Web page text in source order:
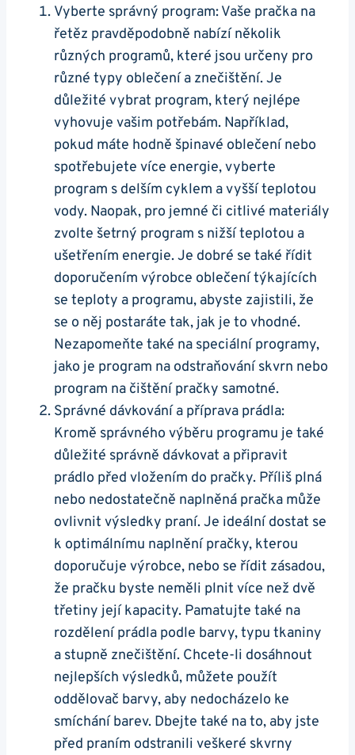
Vyberte správný ⁢program: Vaše pračka na
řetěz pravděpodobně ⁢nabízí několik
různých programů, které jsou ​určeny pro
různé typy oblečení a znečištění. Je
důležité vybrat program, který nejlépe
vyhovuje vašim potřebám. Například,
pokud máte ⁣hodně špinavé oblečení nebo
spotřebujete více energie, vyberte‍
program‍ s ⁤delším cyklem a vyšší⁤ teplotou⁣
vody. Naopak, pro jemné či citlivé materiály⁢
zvolte šetrný program s nižší ‍teplotou a
ušetřením energie. Je dobré se také řídit​
doporučením výrobce oblečení týkajících
‌se teploty ⁣a programu, ‍abyste zajistili, že‌
se⁢ o něj postaráte tak, jak je to ⁤vhodné.
Nezapomeňte také na speciální programy,
jako je program na ‌odstraňování skvrn nebo
program na čištění pračky samotné.
Správné‌ dávkování a příprava⁤ prádla:
Kromě správného výběru programu je také
důležité správně dávkovat a ‍připravit
⁤prádlo před vložením do pračky. Příliš plná
nebo nedostatečně naplněná pračka může
ovlivnit výsledky praní. Je ideální dostat se
k ⁤optimálnímu naplnění ‍pračky, kterou
doporučuje výrobce, nebo​ se řídit ‍zásadou,
že pračku byste neměli plnit více než dvě
třetiny její kapacity. Pamatujte také na
rozdělení prádla podle barvy, typu tkaniny
‍a stupně znečištění. Chcete-li dosáhnout
nejlepších výsledků, můžete použít
oddělovač barvy, aby nedocházelo ke
smíchání barev. Dbejte ⁤také ⁤na to, aby jste
před praním odstranili veškeré skvrny